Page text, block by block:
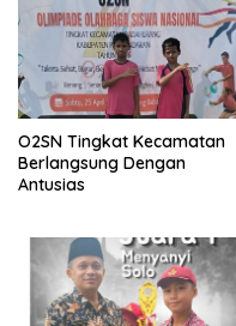
O2SN Tingkat Kecamatan
Berlangsung Dengan
Antusias